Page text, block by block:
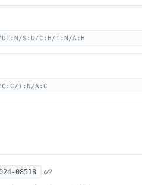
UI:N/S:U/C:H/I:N/A:H
C:C/I:N/A:C
08518